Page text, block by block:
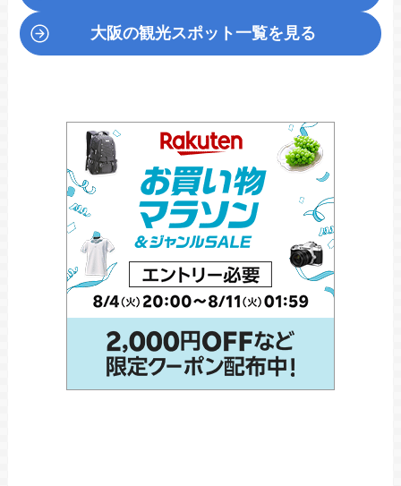
大阪の観光スポット一覧を見る